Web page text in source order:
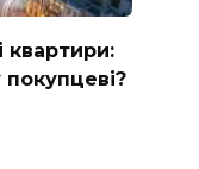
квартири: